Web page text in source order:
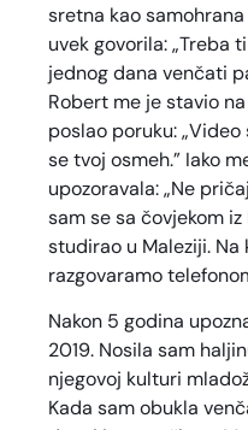
sretna kao
uvek govorila: „Treba
jednog dana venčati
Robert me je stavio
poslao poruku:
se tvoj osmeh.” Iako
upozoravala: „Ne
sam se sa čovjekom
studirao u Maleziji.
razgovaramo
Nakon 5 godina
2019. Nosila sam
njegovoj kulturi
Kada sam obukla